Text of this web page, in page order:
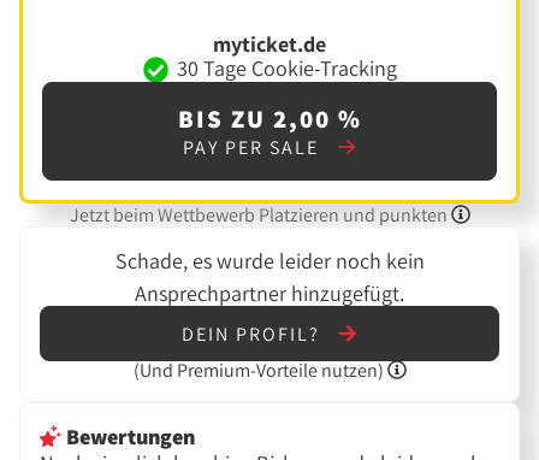
myticket.de
30 Tage Cookie-Tracking
BIS ZU 2,00 %
PAY PER SALE
Jetzt beim Wettbewerb Platzieren und punkten
Schade, es wurde leider noch kein
Ansprechpartner hinzugefügt.
DEIN PROFIL?
(Und Premium-Vorteile nutzen)
Bewertungen